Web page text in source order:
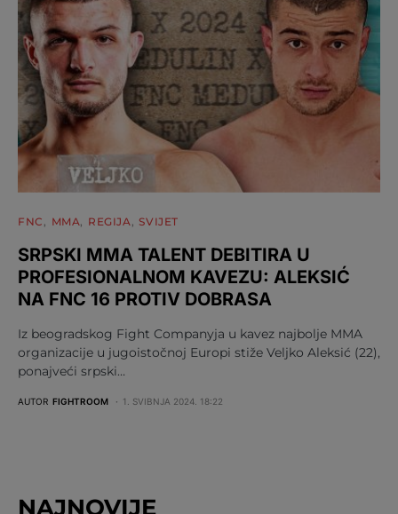
FNC MMA REGIJA SVIJET
SRPSKI MMA TALENT DEBITIRA U
PROFESIONALNOM KAVEZU: ALEKSIĆ
NA FNC 16 PROTIV DOBRASA
Iz beogradskog Fight Companyja u kavez najbolje MMA
organizacije u jugoistočnoj Europi stiže Veljko Aleksić (22),
ponajveći srpski…
AUTOR FIGHTROOM 1. SVIBNJA 2024. 18:22
NAJNOVIJE